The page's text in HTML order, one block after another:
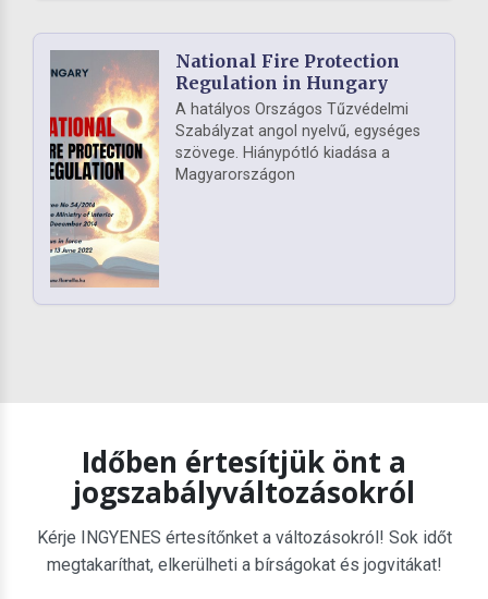
National Fire Protection
Regulation in Hungary
A hatályos Országos Tűzvédelmi
Szabályzat angol nyelvű, egységes
szövege. Hiánypótló kiadása a
Magyarországon
Időben értesítjük önt a
jogszabályváltozásokról
Kérje INGYENES értesítőnket a változásokról! Sok időt
megtakaríthat, elkerülheti a bírságokat és jogvitákat!